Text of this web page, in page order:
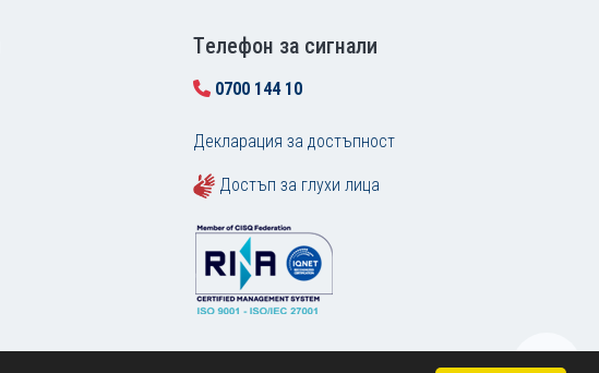
Tелефон за сигнали
0700 144 10
Декларация за достъпност
Достъп за глухи лица